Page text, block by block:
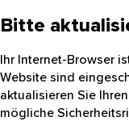
Bitte
Ihr Internet-Browser
Website sind
aktualisieren Sie
mögliche